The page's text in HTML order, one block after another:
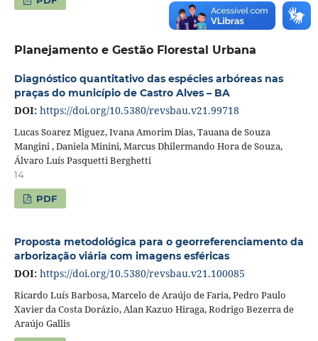
Planejamento e Gestão Florestal Urbana
Diagnóstico quantitativo das espécies arbóreas nas
praças do município de Castro Alves – BA
DOI: https://doi.org/10.5380/revsbau.v21.99718
Lucas Soarez Miguez, Ivana Amorim Dias, Tauana de Souza
Mangini , Daniela Minini, Marcus Dhilermando Hora de Souza,
Álvaro Luís Pasquetti Berghetti
14
PDF
Proposta metodológica para o georreferenciamento da
arborização viária com imagens esféricas
DOI: https://doi.org/10.5380/revsbau.v21.100085
Ricardo Luís Barbosa, Marcelo de Araújo de Faria, Pedro Paulo
Xavier da Costa Dorázio, Alan Kazuo Hiraga, Rodrigo Bezerra de
Araújo Gallis